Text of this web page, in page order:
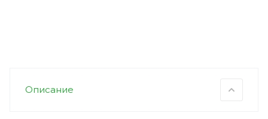
Описание